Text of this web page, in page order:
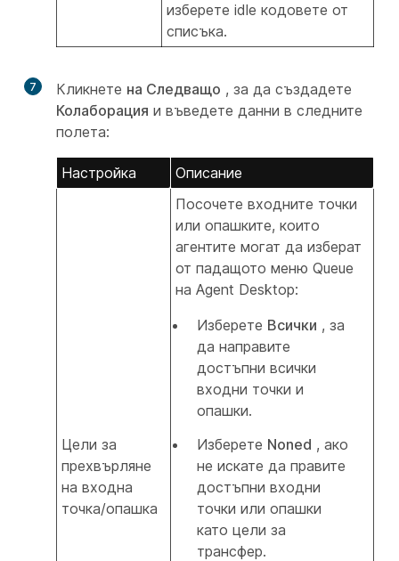
изберете idle кодовете от
списъка.
7 Кликнете на Следващо , за да създадете
Колаборация и въведете данни в следните
полета:
Настройка Описание
Цели за
прехвърляне
на входна
точка/опашка
Посочете входните точки
или опашките, които
агентите могат да изберат
от падащото меню Queue
на Agent Desktop:
Изберете Всички , за
да направите
достъпни всички
входни точки и
опашки.
Изберете Noned , ако
не искате да правите
достъпни входни
точки или опашки
като цели за
трансфер.